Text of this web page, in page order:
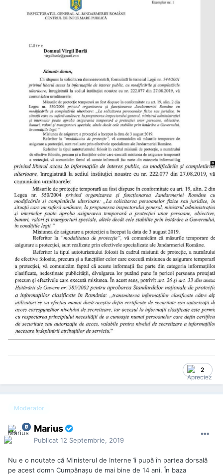
2
Moderator
Marius
Publicat 12 Septembrie, 2019
Nu e o noutate că Ministerul de Interne îi pupă în partea dorsală
pe acest domn Cumpănaşu de mai bine de 14 ani. În baza